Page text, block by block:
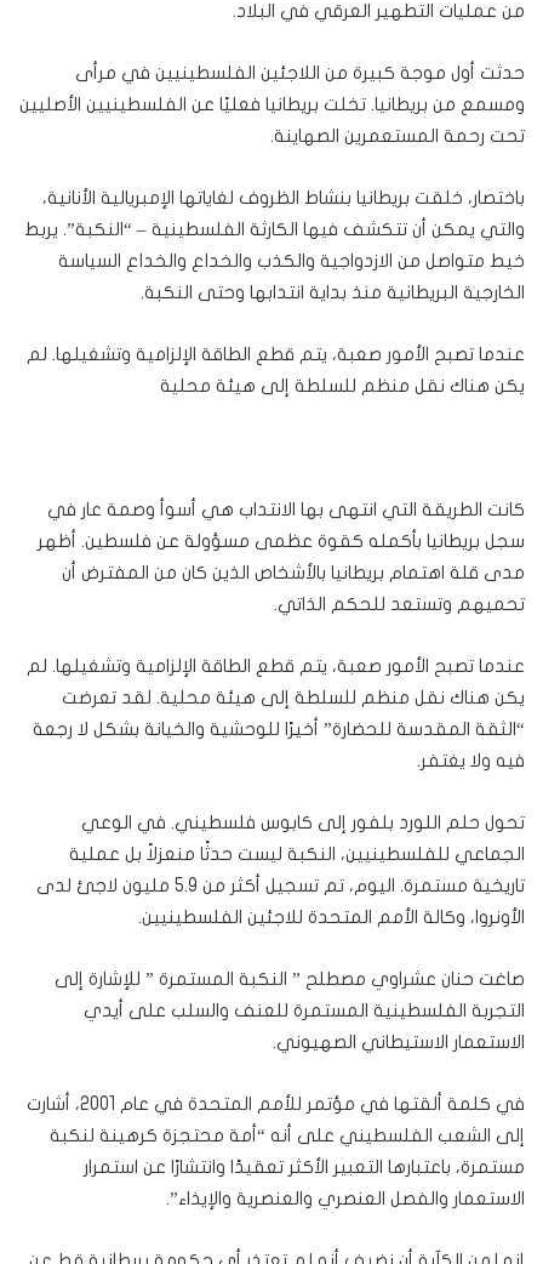
من عمليات التطهير العرقي في البلاد.
حدثت أول موجة كبيرة من اللاجئين الفلسطينيين في مرأى
ومسمع من بريطانيا. تخلت بريطانيا فعليًا عن الفلسطينيين الأصليين
تحت رحمة المستعمرين الصهاينة.
باختصار، خلقت بريطانيا بنشاط الظروف لغاياتها الإمبريالية الأنانية،
والتي يمكن أن تتكشف فيها الكارثة الفلسطينية – “النكبة”. يربط
خيط متواصل من الازدواجية والكذب والخداع والخداع السياسة
الخارجية البريطانية منذ بداية انتدابها وحتى النكبة.
عندما تصبح الأمور صعبة، يتم قطع الطاقة الإلزامية وتشغيلها. لم
يكن هناك نقل منظم للسلطة إلى هيئة محلية
كانت الطريقة التي انتهى بها الانتداب هي أسوأ وصمة عار في
سجل بريطانيا بأكمله كقوة عظمى مسؤولة عن فلسطين. أظهر
مدى قلة اهتمام بريطانيا بالأشخاص الذين كان من المفترض أن
تحميهم وتستعد للحكم الذاتي.
عندما تصبح الأمور صعبة، يتم قطع الطاقة الإلزامية وتشغيلها. لم
يكن هناك نقل منظم للسلطة إلى هيئة محلية. لقد تعرضت
“الثقة المقدسة للحضارة” أخيرًا للوحشية والخيانة بشكل لا رجعة
فيه ولا يغتفر.
تحول حلم اللورد بلفور إلى كابوس فلسطيني. في الوعي
الجماعي للفلسطينيين، النكبة ليست حدثًا منعزلاً بل عملية
تاريخية مستمرة. اليوم، تم تسجيل أكثر من 5.9 مليون لاجئ لدى
الأونروا، وكالة الأمم المتحدة للاجئين الفلسطينيين.
صاغت حنان عشراوي مصطلح ” النكبة المستمرة ” للإشارة إلى
التجربة الفلسطينية المستمرة للعنف والسلب على أيدي
الاستعمار الاستيطاني الصهيوني.
في كلمة ألقتها في مؤتمر للأمم المتحدة في عام 2001، أشارت
إلى الشعب الفلسطيني على أنه “أمة محتجزة كرهينة لنكبة
مستمرة، باعتبارها التعبير الأكثر تعقيدًا وانتشارًا عن استمرار
الاستعمار والفصل العنصري والعنصرية والإيذاء”.